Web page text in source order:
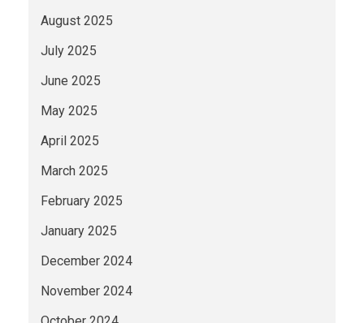
August 2025
July 2025
June 2025
May 2025
April 2025
March 2025
February 2025
January 2025
December 2024
November 2024